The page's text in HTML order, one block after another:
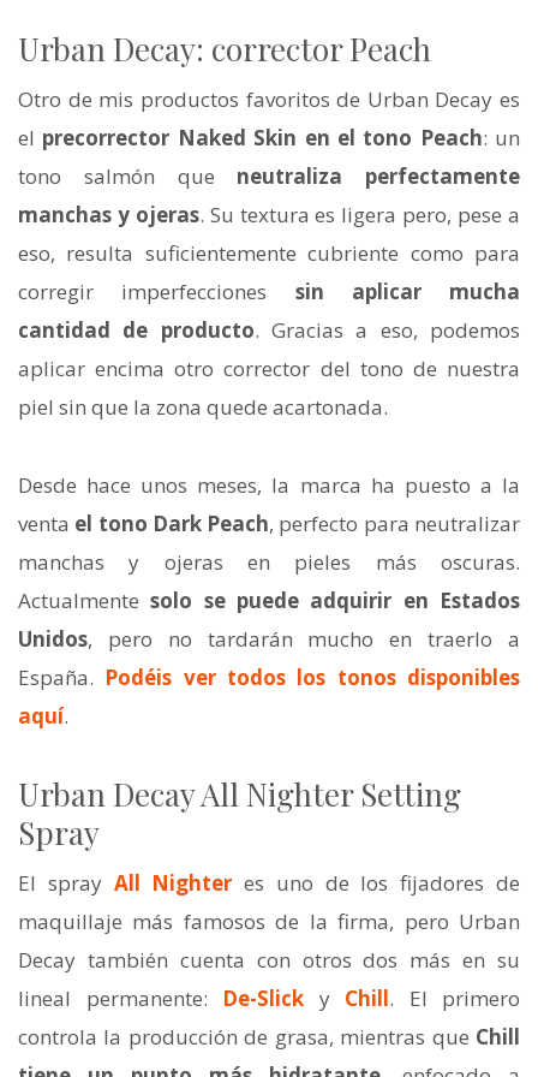
Urban Decay: corrector Peach
Otro de mis productos favoritos de Urban Decay es
el precorrector Naked Skin en el tono Peach: un
tono salmón que neutraliza perfectamente
manchas y ojeras. Su textura es ligera pero, pese a
eso, resulta suficientemente cubriente como para
corregir imperfecciones sin aplicar mucha
cantidad de producto. Gracias a eso, podemos
aplicar encima otro corrector del tono de nuestra
piel sin que la zona quede acartonada.
Desde hace unos meses, la marca ha puesto a la
venta el tono Dark Peach, perfecto para neutralizar
manchas y ojeras en pieles más oscuras.
Actualmentesolo se puede adquirir en Estados
Unidos, pero no tardarán mucho en traerlo a
España. Podéis ver todos los tonos disponibles
aquí.
Urban Decay All Nighter Setting
Spray
El spray All Nighter es uno de los fijadores de
maquillaje más famosos de la firma, pero Urban
Decay también cuenta con otros dos más en su
lineal permanente: De-Slick yChill. El primero
controla la producción de grasa, mientras que Chill